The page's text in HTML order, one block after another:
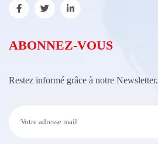
ABONNEZ-VOUS
Restez informé grâce à notre Newsletter.